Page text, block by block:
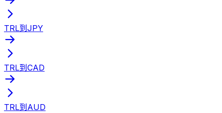
TRL到JPY
TRL到CAD
TRL到AUD